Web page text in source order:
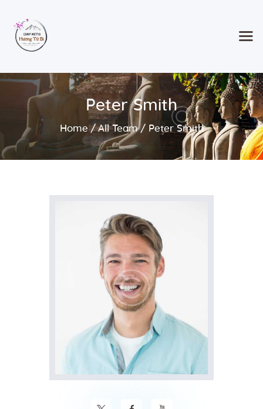
Peter Smith
Home All Team Peter Smith
Home
Classes & Events
About the Temple
Meditation Classes